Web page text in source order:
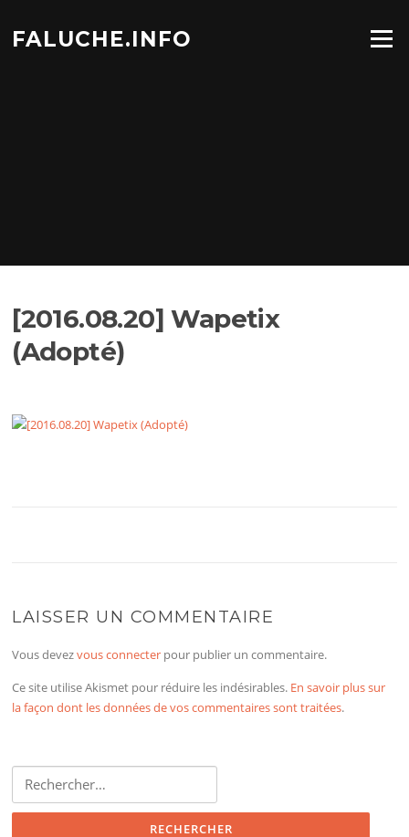
contenu
FALUCHE.INFO Menu
[2016.08.20] Wapetix
(Adopté)
LAISSER UN COMMENTAIRE
Vous devezvous connecter pour publier un commentaire.
Ce site utilise Akismet pour réduire les indésirables. En savoir plus sur
la façon dont les données de vos commentaires sont traitées.
Rechercher :